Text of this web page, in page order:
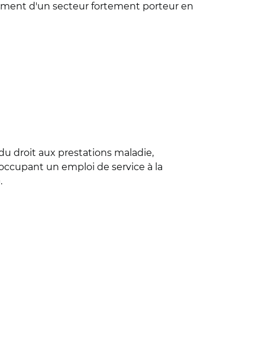
d'un secteur fortement porteur en
droit aux prestations maladie,
un emploi de service à la